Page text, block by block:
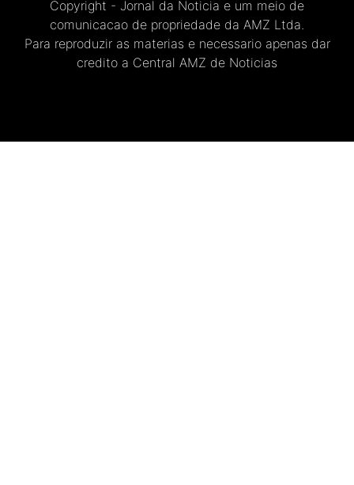
Copyright - Jornal da Noticia e um meio de
comunicacao de propriedade da AMZ Ltda.
Para reproduzir as materias e necessario apenas dar
credito a Central AMZ de Noticias